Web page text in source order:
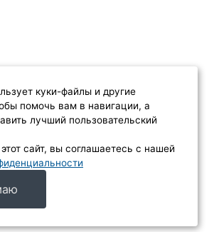
куки-файлы и другие
помочь вам в навигации, а
лучший пользовательский
сайт, вы соглашаетесь с нашей